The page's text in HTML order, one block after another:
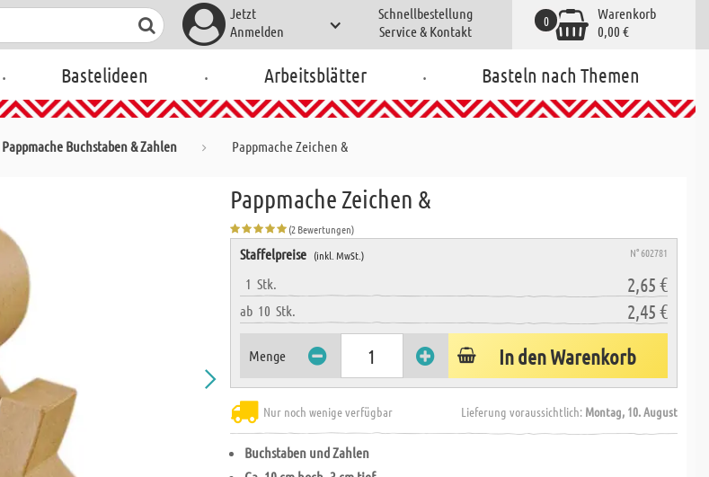
Jetzt
Anmelden
Schnellbestellung
Service & Kontakt
Warenkorb
0,00 €
0
. Bastelideen . Arbeitsblätter . Basteln nach Themen
Pappmache Buchstaben & Zahlen Pappmache Zeichen &
Pappmache Zeichen &
(2 Bewertungen)
Staffelpreise (inkl. MwSt.) N° 602781
1Stk. 2,65 €
ab 10Stk. 2,45 €
Menge In den Warenkorb
Nur noch wenige verfügbar Lieferung voraussichtlich: Montag, 10. August
Buchstaben und Zahlen